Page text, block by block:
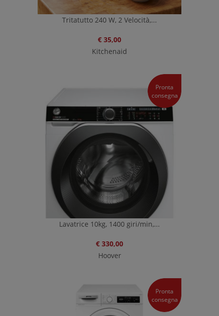
Tritatutto 240 W, 2 Velocità,...
€ 35,00
Kitchenaid
Pronta
consegna
Lavatrice 10kg, 1400 giri/min,...
€ 330,00
Hoover
Pronta
consegna